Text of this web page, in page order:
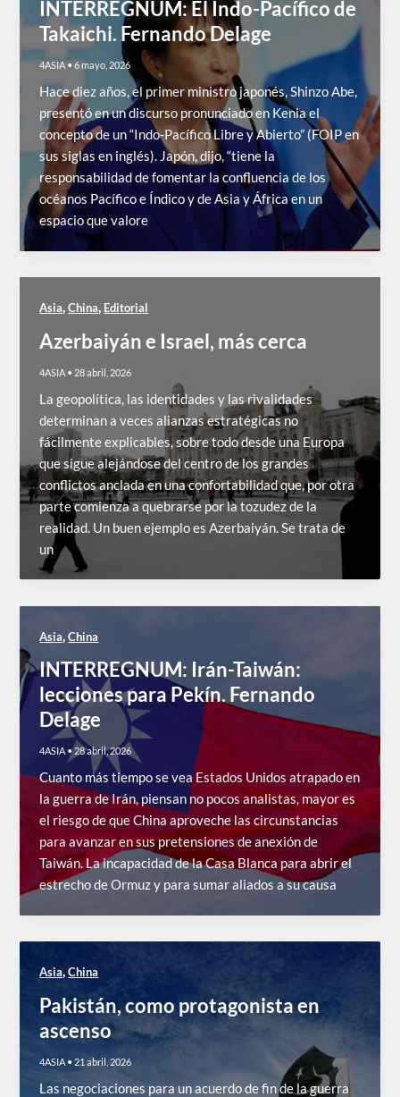
INTERREGNUM: El Indo-Pacífico de
Takaichi. Fernando Delage
4ASIA •6 mayo, 2026
Hace diez años, el primer ministro japonés, Shinzo Abe,
presentó en un discurso pronunciado en Kenia el
concepto de un “Indo-Pacífico Libre y Abierto” (FOIP en
sus siglas en inglés). Japón, dijo, “tiene la
responsabilidad de fomentar la confluencia de los
océanos Pacífico e Índico y de Asia y África en un
espacio que valore
Asia,China, Editorial
Azerbaiyán e Israel, más cerca
4ASIA • 28 abril, 2026
La geopolítica, las identidades y las rivalidades
determinan a veces alianzas estratégicas no
fácilmente explicables, sobre todo desde una Europa
que sigue alejándose del centro de los grandes
conflictos anclada en una confortabilidad que, por otra
parte comienza a quebrarse por la tozudez de la
realidad. Un buen ejemplo es Azerbaiyán. Se trata de
un
Asia,China
INTERREGNUM: Irán-Taiwán:
lecciones para Pekín. Fernando
Delage
4ASIA •28 abril, 2026
Cuanto más tiempo se vea Estados Unidos atrapado en
la guerra de Irán, piensan no pocos analistas, mayor es
el riesgo de que China aproveche las circunstancias
para avanzar en sus pretensiones de anexión de
Taiwán. La incapacidad de la Casa Blanca para abrir el
estrecho de Ormuz y para sumar aliados a su causa
Asia,China
Pakistán, como protagonista en
ascenso
4ASIA • 21 abril, 2026
Las negociaciones para un acuerdo de fin de la guerra